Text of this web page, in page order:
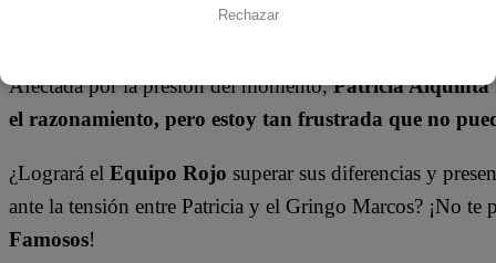
Afectada por la presión del momento,Patricia Alquinta
el razonamiento, pero estoy tan frustrada que no
¿Logrará el Equipo Rojo superar sus diferencias y
ante la tensión entre Patricia y el Gringo Marcos? ¡No te
Famosos!
Rechazar